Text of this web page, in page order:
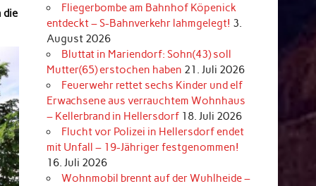
die
Fliegerbombe am Bahnhof Köpenick
entdeckt – S-Bahnverkehr lahmgelegt! 3.
August 2026
Bluttat in Mariendorf: Sohn(43) soll
Mutter(65) erstochen haben 21. Juli 2026
Feuerwehr rettet sechs Kinder und elf
Erwachsene aus verrauchtem Wohnhaus
– Kellerbrand in Hellersdorf 18. Juli 2026
Flucht vor Polizei in Hellersdorf endet
mit Unfall – 19-Jähriger festgenommen!
16. Juli 2026
Wohnmobil brennt auf der Wuhlheide –